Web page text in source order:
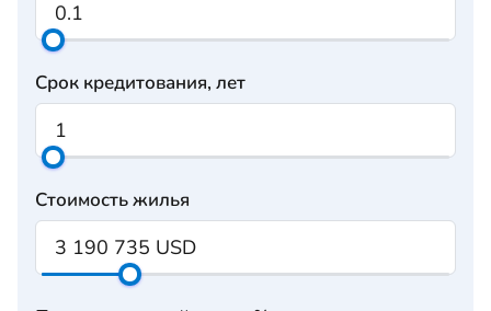
Срок кредитования, лет
Стоимость жилья